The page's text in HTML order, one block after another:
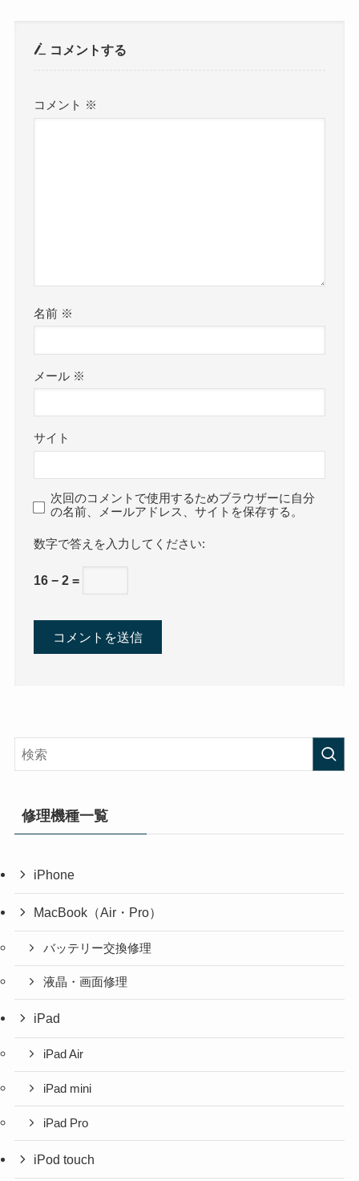
コメントする
コメント ※
名前 ※
メール ※
サイト
次回のコメントで使用するためブラウザーに自分
の名前、メールアドレス、サイトを保存する。
数字で答えを入力してください:
16 − 2 =
修理機種一覧
iPhone
MacBook（Air・Pro）
バッテリー交換修理
液晶・画面修理
iPad
iPad Air
iPad mini
iPad Pro
iPod touch